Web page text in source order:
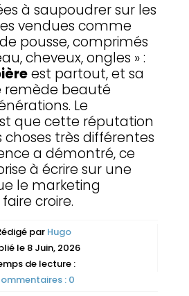
à saupoudrer sur les
vendues comme
pousse, comprimés
cheveux, ongles » :
est partout, et sa
remède beauté
Le
que cette réputation
très différentes
a démontré, ce
à écrire sur une
le marketing
croire.
par Hugo
le 8 Juin, 2026
de lecture :
: 0